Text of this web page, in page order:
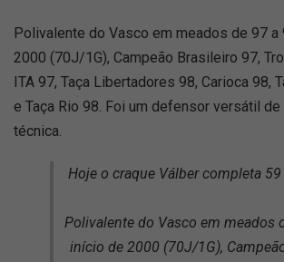
Polivalente do Vasco em meados de 97 a
2000 (70J/1G), Campeão Brasileiro 97,
ITA 97, Taça Libertadores 98, Carioca 98,
e Taça Rio 98. Foi um defensor versátil
técnica.
Hoje o craque Válber completa
Polivalente do Vasco em meados
início de 2000 (70J/1G),